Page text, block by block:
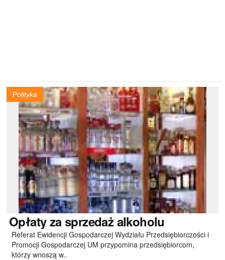
Polityka
Opłatyza sprzedaż alkoholu
Referat Ewidencji Gospodarczej Wydziału Przedsiębiorczości i
Promocji Gospodarczej UM przypomina przedsiębiorcom,
którzy wnoszą w..